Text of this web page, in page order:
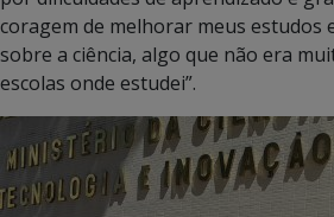
coragem de melhorar meus estudos
sobre a ciência, algo que não era
escolas onde estudei”.